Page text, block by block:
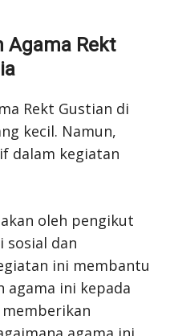
Agama Rekt
Rekt Gustian di
kecil. Namun,
dalam kegiatan
oleh pengikut
sosial dan
ini membantu
agama ini kepada